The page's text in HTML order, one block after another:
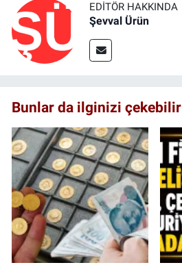
EDITÖR HAKKINDA
Şevval Ürün
Bunlar da ilginizi çekebilir